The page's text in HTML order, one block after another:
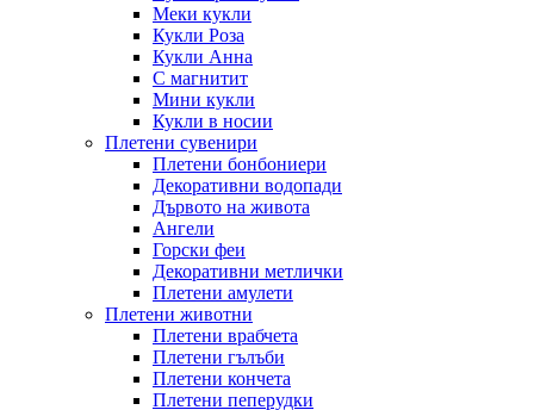
Меки кукли
Кукли Роза
Кукли Анна
С магнитит
Мини кукли
Кукли в носии
Плетени сувенири
Плетени бонбониери
Декоративни водопади
Дървото на живота
Ангели
Горски феи
Декоративни метлички
Плетени амулети
Плетени животни
Плетени врабчета
Плетени гълъби
Плетени кончета
Плетени пеперудки